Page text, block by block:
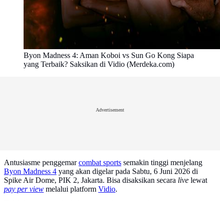
Byon Madness 4: Aman Koboi vs Sun Go Kong Siapa
yang Terbaik? Saksikan di Vidio (Merdeka.com)
Advertisement
Antusiasme penggemarcombat sports semakin tinggi menjelang
Byon Madness 4 yang akan digelar pada Sabtu, 6 Juni 2026 di
Spike Air Dome, PIK 2, Jakarta. Bisa disaksikan secara live lewat
pay per view melalui platform Vidio.